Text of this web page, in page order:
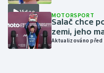
Moderní pětiboj
Motorsport
Video MOTORSPORT
Salač chce
zemi, jeho
Aktualizováno před